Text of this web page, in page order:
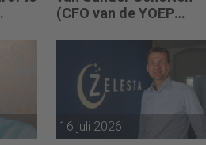
(CFO van de YOEP
sturing werkt pas echt
als mensen begrijpen
waarom keuzes nodig
zijn.”
16 juli 2026